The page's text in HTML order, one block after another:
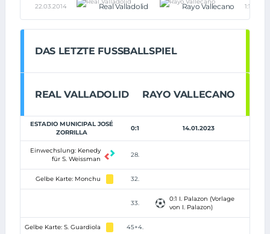
22.03.2014 Real Valladolid Rayo Vallecano 1:1
DAS LETZTE FUSSBALLSPIEL
REAL VALLADOLID RAYO VALLECANO
ESTADIO MUNICIPAL JOSÉ
ZORRILLA
0:1 14.01.2023
Einwechslung: Kenedy
für S. Weissman
28.
Gelbe Karte: Monchu 32.
33.
0:1 I. Palazon (Vorlage
von I. Palazon)
Gelbe Karte: S. Guardiola 45+4.